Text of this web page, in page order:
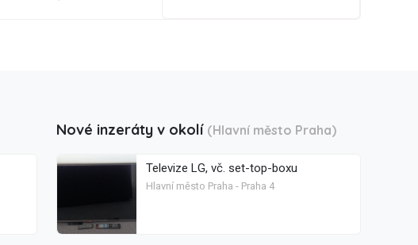
Nové inzeráty v okolí (Hlavní město Praha)
Televize LG, vč. set-top-boxu
Hlavní město Praha - Praha 4